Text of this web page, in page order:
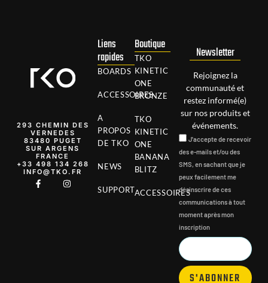
293 CHEMIN DES
VERNEDES
83480 PUGET
SUR ARGENS
FRANCE
‭+33 498 134 268‬
INFO@TKO.FR
Liens
rapides
BOARDS
ACCESSOIRES
A
PROPOS
DE TKO
NEWS
SUPPORT
Boutique
TKO
KINETIC
ONE
BRONZE
TKO
KINETIC
ONE
BANANA
BLITZ
ACCESSOIRES
Newsletter
Rejoignez la
communauté et
restez informé(e)
sur nos produits et
événements.
J'accepte de recevoir
des e-mails et/ou des
SMS, en sachant que je
peux facilement me
désinscrire de ces
communications à tout
moment après mon
inscription
S'ABONNER